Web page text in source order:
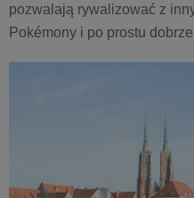
pozwalają rywalizować z
Pokémony i po prostu